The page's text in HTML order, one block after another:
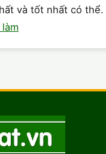
và tốt nhất có thể.